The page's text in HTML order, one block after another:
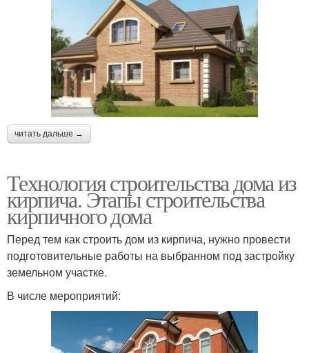
читать дальше →
Технология строительства дома из
кирпича. Этапы строительства
кирпичного дома
Перед тем как строить дом из кирпича, нужно провести
подготовительные работы на выбранном под застройку
земельном участке.
В числе мероприятий: